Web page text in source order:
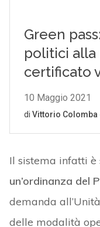
Il sistema infatti è
un’ordinanza del
demanda
delle modalità